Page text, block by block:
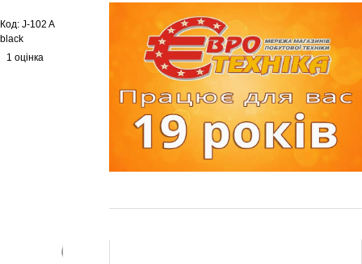
Код: J-102 A
black
1 оцінка